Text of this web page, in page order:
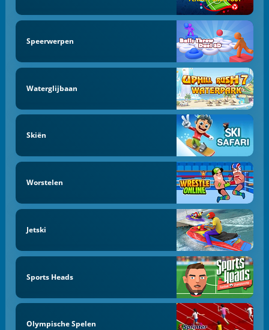
Speerwerpen
Waterglijbaan
Skiën
Worstelen
Jetski
Sports Heads
Olympische Spelen